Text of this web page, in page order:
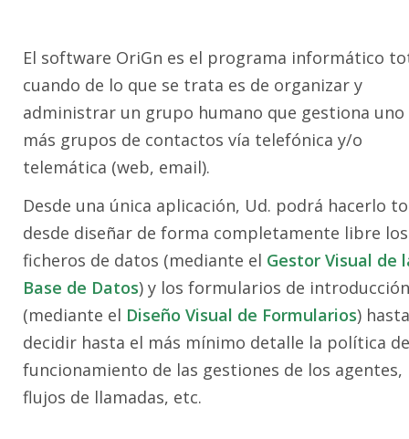
El software OriGn es el programa informático
cuando de lo que se trata es de organizar y
administrar un grupo humano que gestiona uno
más grupos de contactos vía telefónica y/o
telemática (web, email).
Desde una única aplicación, Ud. podrá hacerlo
desde diseñar de forma completamente libre los
ficheros de datos (mediante el Gestor Visual de
Base de Datos) y los formularios de introducción
(mediante el Diseño Visual de Formularios) hasta
decidir hasta el más mínimo detalle la política de
funcionamiento de las gestiones de los agentes,
flujos de llamadas, etc.